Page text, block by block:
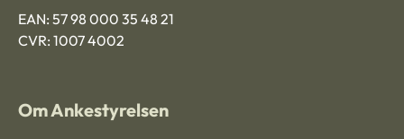
EAN: 57 98 000 35 48 21
CVR: 1007 4002
Om Ankestyrelsen